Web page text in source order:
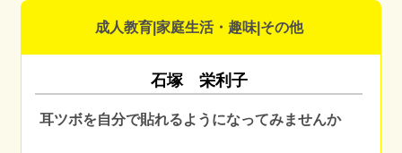
成人教育|家庭生活・趣味|その他
石塚 栄利子
耳ツボを自分で貼れるようになってみませんか